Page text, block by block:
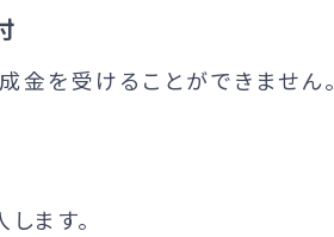
を受けることができません。
ます。